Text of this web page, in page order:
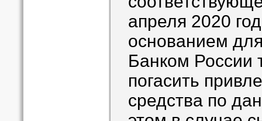
апреля 2020
основанием
Банком России
погасить
средства по